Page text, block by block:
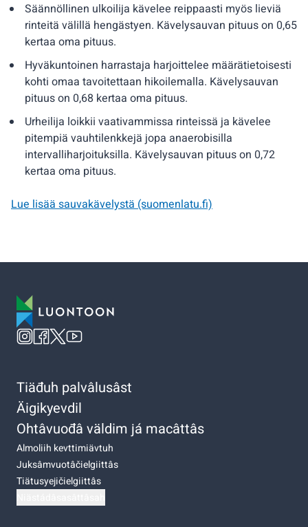
Säännöllinen ulkoilija kävelee reippaasti myös lieviä
rinteitä välillä hengästyen. Kävelysauvan pituus on 0,65
kertaa oma pituus.
Hyväkuntoinen harrastaja harjoittelee määrätietoisesti
kohti omaa tavoitettaan hikoilemalla. Kävelysauvan
pituus on 0,68 kertaa oma pituus.
Urheilija loikkii vaativammissa rinteissä ja kävelee
pitempiä vauhtilenkkejä jopa anaerobisilla
intervalliharjoituksilla. Kävelysauvan pituus on 0,72
kertaa oma pituus.
Lue lisää sauvakävelystä (suomenlatu.fi)
Tiäđuh palvâlusâst
Äigikyevdil
Ohtâvuođâ väldim já macâttâs
Almoliih kevttimiävtuh
Juksâmvuotâčielgiittâs
Tiätusyejičielgiittâs